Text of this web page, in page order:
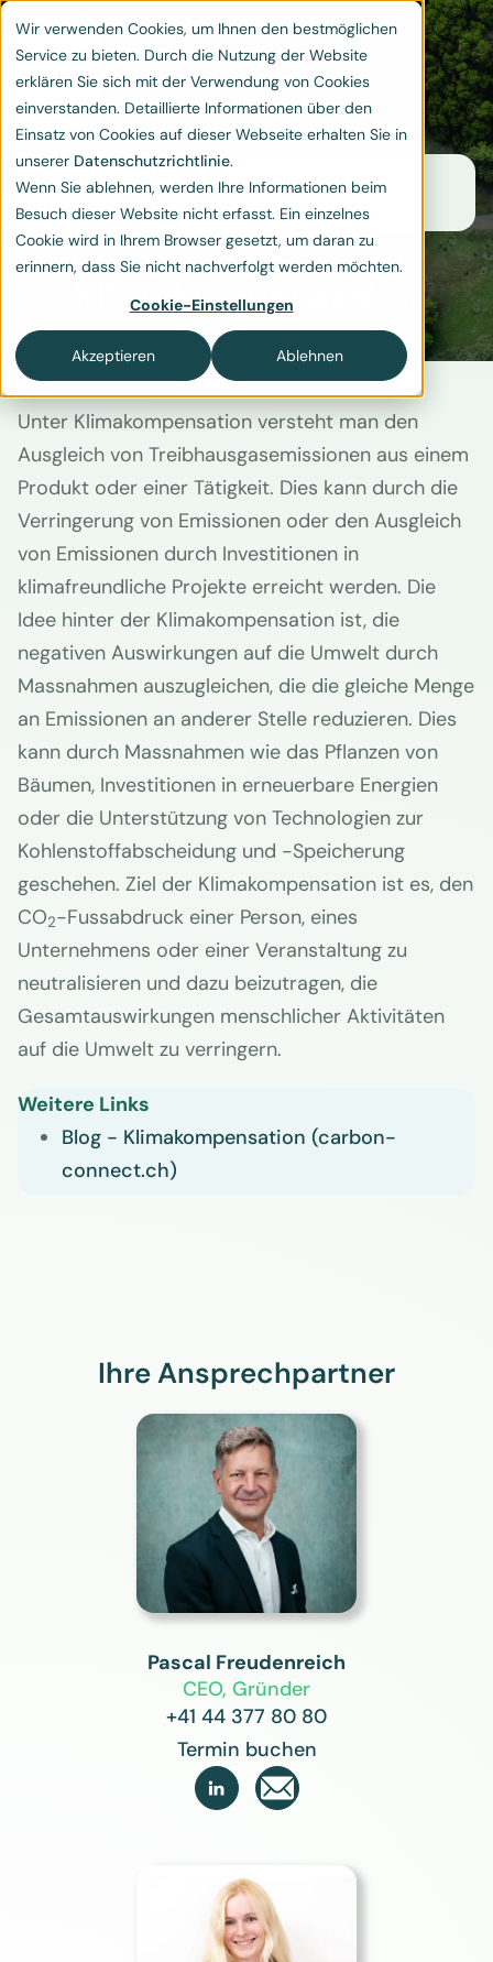
Wir verwenden Cookies, um Ihnen den bestmöglichen
Service zu bieten. Durch die Nutzung der Website
erklären Sie sich mit der Verwendung von Cookies
einverstanden. Detaillierte Informationen über den
Einsatz von Cookies auf dieser Webseite erhalten Sie in
unserer Datenschutzrichtlinie.
Wenn Sie ablehnen, werden Ihre Informationen beim
Besuch dieser Website nicht erfasst. Ein einzelnes
Cookie wird in Ihrem Browser gesetzt, um daran zu
erinnern, dass Sie nicht nachverfolgt werden möchten.
Cookie-Einstellungen
Akzeptieren Ablehnen
Home Resources
Klimakompensation
Klimakompensation
Unter Klimakompensation versteht man den
Ausgleich von Treibhausgasemissionen aus einem
Produkt oder einer Tätigkeit. Dies kann durch die
Verringerung von Emissionen oder den Ausgleich
von Emissionen durch Investitionen in
klimafreundliche Projekte erreicht werden. Die
Idee hinter der Klimakompensation ist, die
negativen Auswirkungen auf die Umwelt durch
Massnahmen auszugleichen, die die gleiche Menge
an Emissionen an anderer Stelle reduzieren. Dies
kann durch Massnahmen wie das Pflanzen von
Bäumen, Investitionen in erneuerbare Energien
oder die Unterstützung von Technologien zur
Kohlenstoffabscheidung und -Speicherung
geschehen. Ziel der Klimakompensation ist es, den
CO2-Fussabdruck einer Person, eines
Unternehmens oder einer Veranstaltung zu
neutralisieren und dazu beizutragen, die
Gesamtauswirkungen menschlicher Aktivitäten
auf die Umwelt zu verringern.
Weitere Links
Blog - Klimakompensation (carbon-
connect.ch)
Ihre Ansprechpartner
Pascal Freudenreich
CEO, Gründer
+41 44 377 80 80
Termin buchen
